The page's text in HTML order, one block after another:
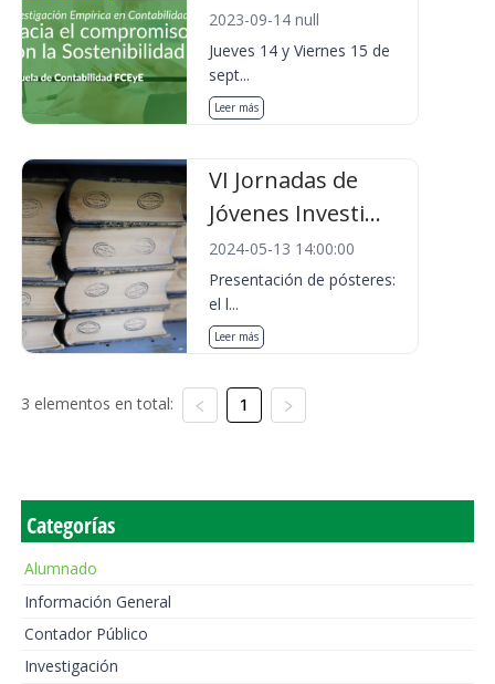
2023-09-14 null
Jueves 14 y Viernes 15 de
sept...
Leer más
VI Jornadas de
Jóvenes Investi...
2024-05-13 14:00:00
Presentación de pósteres:
el l...
Leer más
3 elementos en total: 1
Categorías
Alumnado
Información General
Contador Público
Investigación